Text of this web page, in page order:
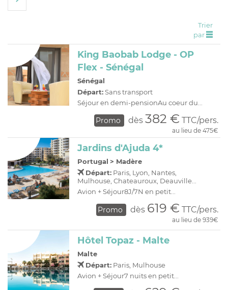
Trier
par
King Baobab Lodge - OP
Flex - Sénégal
Sénégal
Départ:Sans transport
Séjour en demi-pensionAu coeur du...
Promo dès 382 € TTC/pers.
au lieu de 475€
Jardins d'Ajuda 4*
Portugal > Madère
Départ: Paris, Lyon, Nantes,
Mulhouse, Chateauroux, Deauville...
Avion + Séjour8J/7N en petit...
Promo dès 619 € TTC/pers.
au lieu de 939€
Hôtel Topaz - Malte
Malte
Départ: Paris, Mulhouse
Avion + Séjour7 nuits en petit...